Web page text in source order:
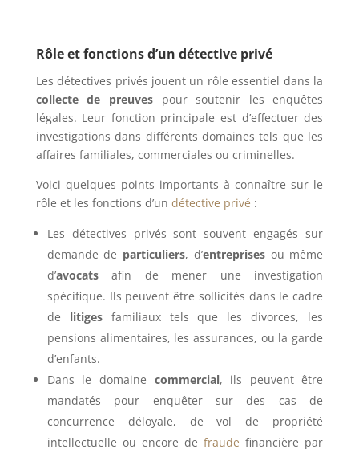
Rôle et fonctions d’un détective privé
Les détectives privés jouent un rôle essentiel dans la
collecte de preuvespour soutenir les enquêtes
légales. Leur fonction principale est d’effectuer des
investigations dans différents domaines tels que les
affaires familiales, commerciales ou criminelles.
Voici quelques points importants à connaître sur le
rôle et les fonctions d’un détective privé :
Les détectives privés sont souvent engagés sur
demande de particuliers, d’entreprisesou même
d’avocatsafin de mener une investigation
spécifique. Ils peuvent être sollicités dans le cadre
de litigesfamiliaux tels que les divorces, les
pensions alimentaires, les assurances, ou la garde
d’enfants.
Dans le domaine commercial, ils peuvent être
mandatés pour enquêter sur des cas de
concurrence déloyale, de vol de propriété
intellectuelle ou encore defraude financière par